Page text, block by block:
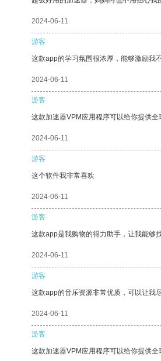
2024-06-11
游客
这款app的学习氛围很浓厚，能够激励我
2024-06-11
游客
这款加速器VPM应用程序可以给你提供全
2024-06-11
游客
这个软件我非常喜欢
2024-06-11
游客
这款app是我购物的得力助手，让我能够
2024-06-11
游客
这款app的音乐资源非常优质，可以让我
2024-06-11
游客
这款加速器VPM应用程序可以给你提供全